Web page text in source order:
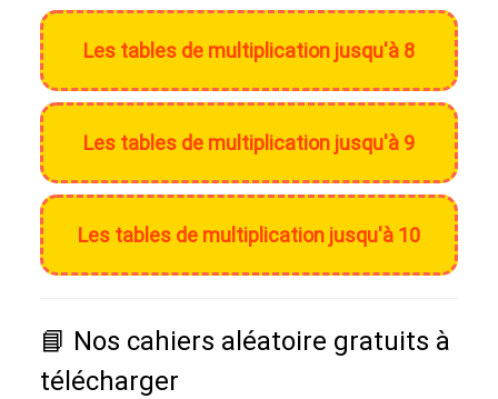
Les tables de multiplication jusqu'à 8
Les tables de multiplication jusqu'à 9
Les tables de multiplication jusqu'à 10
📘 Nos cahiers aléatoire gratuits à
télécharger